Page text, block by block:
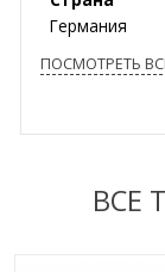
Германия
ПОСМОТРЕТЬ
ВСЕ